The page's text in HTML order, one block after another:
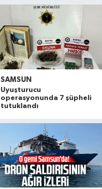
SAMSUN
Uyuşturucu
operasyonunda 7 şüpheli
tutuklandı